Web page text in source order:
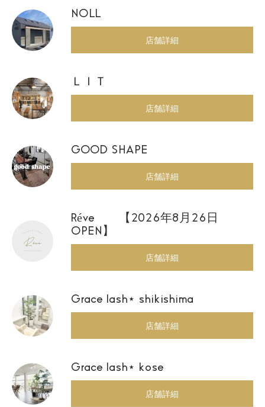
NOLL
店舗詳細
ＬＩＴ
店舗詳細
GOOD SHAPE
店舗詳細
Réve 【2026年8月26日
OPEN】
店舗詳細
Grace lash⋆ shikishima
店舗詳細
Grace lash⋆ kose
店舗詳細